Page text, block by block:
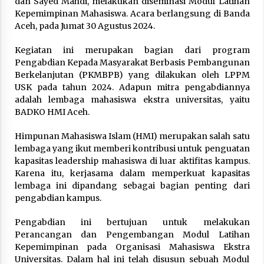
3 months ago
Takut Mati
3 months ago
Said Muniruddin Latih Mental dan Spiritual 80
Siswa YPHC
Said Muniruddin Beri Pelatihan dan Motivasi
untuk 179 Guru Diniyah Disdikbud Kota Banda
Aceh
4 months ago
SELVi: Sebuah Model Motivasi dalam
4 months ago
Eksistensi Iran dalam Tiga Ayat: Memahami
Aliansi Yahudi dan Kristen dalam Dinamika
Kepemimpinan Mahasiswa. Acara berlangsung di Banda
Aceh, pada Jumat 30 Agustus 2024.
Kegiatan ini merupakan bagian dari program
Pengabdian Kepada Masyarakat Berbasis Pembangunan
Berkelanjutan (PKMBPB) yang dilakukan oleh LPPM
USK pada tahun 2024. Adapun mitra pengabdiannya
adalah lembaga mahasiswa ekstra universitas, yaitu
BADKO HMI Aceh.
Himpunan Mahasiswa Islam (HMI) merupakan salah satu
lembaga yang ikut memberi kontribusi untuk penguatan
kapasitas leadership mahasiswa di luar aktifitas kampus.
Karena itu, kerjasama dalam memperkuat kapasitas
lembaga ini dipandang sebagai bagian penting dari
pengabdian kampus.
Pengabdian ini bertujuan untuk melakukan
Perancangan dan Pengembangan Modul Latihan
Kepemimpinan pada Organisasi Mahasiswa Ekstra
Universitas. Dalam hal ini telah disusun sebuah Modul